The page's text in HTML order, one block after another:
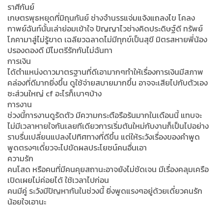
ราศีกันย์
เกษตรพุธหยุดที่มิถุนกันย์ ช่างจำนรรแจ่มแจ้งแถลงไข โคลง
กาพย์ฉันท์นั้นเล่าย่อมเข้าใจ ปัญญาไวช่างคิดประดิษฐ์ดี ทรัพย์
โภคามาสู่ไม่รู้ขาด เฉลียวฉลาดไม่มีทุกข์เป็นสุขี มิตรสหายพี่น้อง
ปรองดองดี มีไมตรีรักกันไม่ฉันทา
การเงิน
ได้ตำแหน่งดาวมาตรฐานที่ดีเอามากๆทำให้เรื่องการเงินมีสภาพ
คล่องที่ดีมากยิ่งขึ้น ดูใช้จ่ายสบายมากขึ้น อาจจะเสียไปกับตัวเอง
ซะส่วนใหญ่ cf อะไรก็เบาๆบ้าง
การงาน
ช่วงนี้การงานดูรัดตัว มีความกระตือรือร้นมากในเดือนนี้ แทบจะ
ไม่มีเวลาหายใจกันเลยทีเดียวการเริ่มต้นใหม่กับงานก็เป็นไปอย่าง
ราบรื่นเปลี่ยนแปลงไปทิศทางที่ดีขึ้น แต่ให้ระวังเรื่องของคำพูด
พูดตรงๆเดี๋ยวจะไปขัดผลประโยชน์คนอื่นเอา
ความรัก
คนโสด หรือคนที่มีคนคุยสถานะอาจยังไม่ชัดเจน มีเรื่องคลุมเครือ
เปิดเผยไม่ค่อยได้ ใช้เวลาไปก่อน
คนมีคู่ ระวังมีปัญหากันในช่วงนี้ ยิ่งพูดแรงๆอยู่ด้วยเดี๋ยวคนรัก
น้อยใจเอานะ